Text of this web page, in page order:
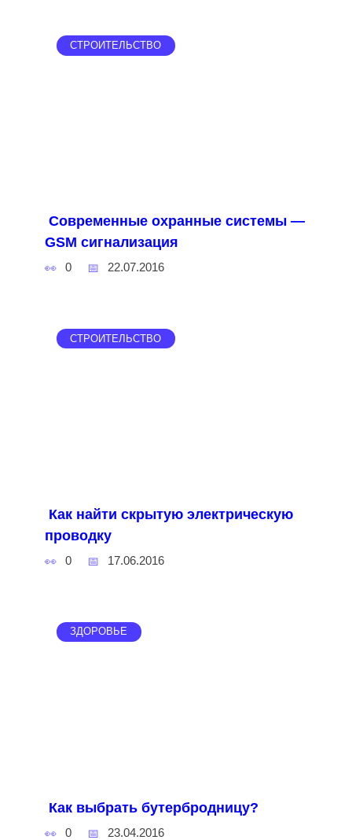
СТРОИТЕЛЬСТВО
Современные охранные системы —
GSM сигнализация
0 22.07.2016
СТРОИТЕЛЬСТВО
Как найти скрытую электрическую
проводку
0 17.06.2016
ЗДОРОВЬЕ
Как выбрать бутербродницу?
0 23.04.2016